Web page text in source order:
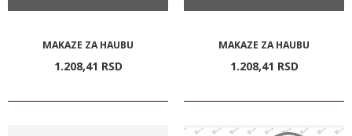
MAKAZE ZA HAUBU
1.208,41 RSD
MAKAZE ZA HAUBU
1.208,41 RSD